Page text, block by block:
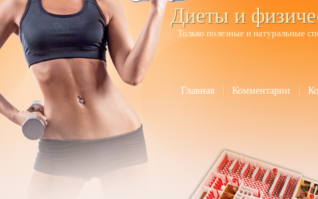
Диеты и
Только полезные и натуральные
Главная Комментарии